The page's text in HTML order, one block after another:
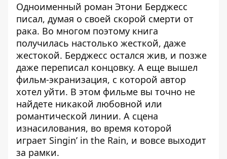
Одноименный роман Этони Берджесс
писал, думая о своей скорой смерти от
рака. Во многом поэтому книга
получилась настолько жесткой, даже
жестокой. Берджесс остался жив, и позже
даже переписал концовку. А еще вышел
фильм-экранизация, с которой автор
хотел уйти. В этом фильме вы точно не
найдете никакой любовной или
романтической линии. А сцена
изнасилования, во время которой
играет Singin’ in the Rain, и вовсе выходит
за рамки.